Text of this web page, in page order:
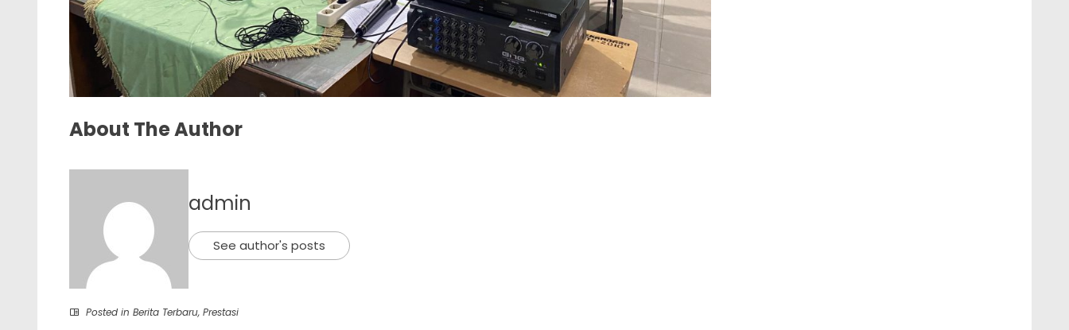
About The Author
admin
See author's posts
Posted in Berita Terbaru, Prestasi